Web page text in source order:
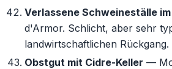
Verlassene Schweineställe
d'Armor. Schlicht, aber sehr
landwirtschaftlichen Rückgang.
Obstgut mit Cidre-Keller —